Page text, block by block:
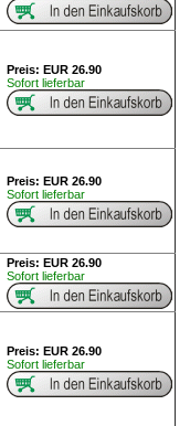
Preis: EUR 26.90
Sofort lieferbar
Preis: EUR 26.90
Sofort lieferbar
Preis: EUR 26.90
Sofort lieferbar
Preis: EUR 26.90
Sofort lieferbar